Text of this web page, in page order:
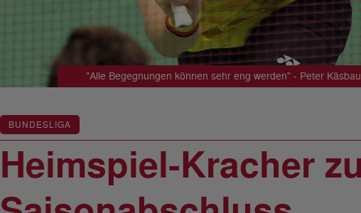
"Alle Begegnungen können sehr eng werden" - Peter
BUNDESLIGA
Heimspiel-Kracher